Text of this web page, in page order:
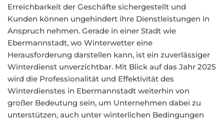
Erreichbarkeit der Geschäfte sichergestellt und
Kunden können ungehindert ihre Dienstleistungen in
Anspruch nehmen. Gerade in einer Stadt wie
Ebermannstadt, wo Winterwetter eine
Herausforderung darstellen kann, ist ein zuverlässiger
Winterdienst unverzichtbar. Mit Blick auf das Jahr 2025
wird die Professionalität und Effektivität des
Winterdienstes in Ebermannstadt weiterhin von
großer Bedeutung sein, um Unternehmen dabei zu
unterstützen, auch unter winterlichen Bedingungen